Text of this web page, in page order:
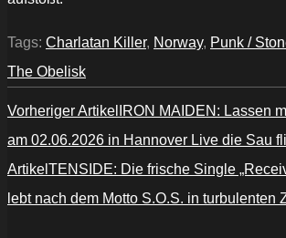
Tags: Charlatan Killer, Norway, Punk /
The Obelisk
Vorheriger Artikel IRON MAIDEN: Lassen
am 02.06.2026 in Hannover Live die Sau
Artikel TENSIDE: Die frische Single
lebt nach dem Motto S.O.S. in turbulenten